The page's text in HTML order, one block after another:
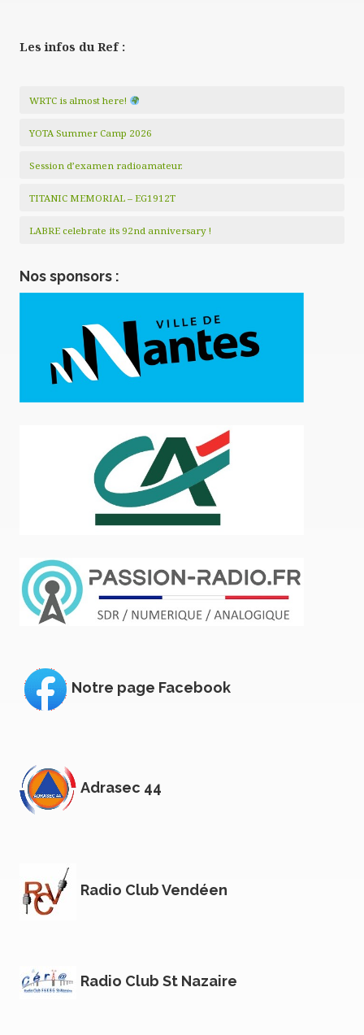
Les infos du Ref :
WRTC is almost here!
YOTA Summer Camp 2026
Session d’examen radioamateur.
TITANIC MEMORIAL – EG1912T
LABRE celebrate its 92nd anniversary !
Nos sponsors :
Notre page Facebook
Adrasec 44
Radio Club Vendéen
Radio Club St Nazaire